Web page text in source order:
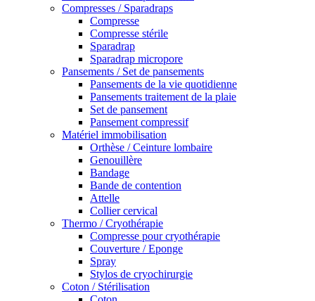
Compresses / Sparadraps
Compresse
Compresse stérile
Sparadrap
Sparadrap micropore
Pansements / Set de pansements
Pansements de la vie quotidienne
Pansements traitement de la plaie
Set de pansement
Pansement compressif
Matériel immobilisation
Orthèse / Ceinture lombaire
Genouillère
Bandage
Bande de contention
Attelle
Collier cervical
Thermo / Cryothérapie
Compresse pour cryothérapie
Couverture / Eponge
Spray
Stylos de cryochirurgie
Coton / Stérilisation